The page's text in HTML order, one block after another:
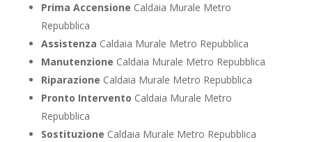
Prima Accensione Caldaia Murale Metro
Repubblica
Assistenza Caldaia Murale Metro Repubblica
Manutenzione Caldaia Murale Metro Repubblica
Riparazione Caldaia Murale Metro Repubblica
Pronto Intervento Caldaia Murale Metro
Repubblica
Sostituzione Caldaia Murale Metro Repubblica